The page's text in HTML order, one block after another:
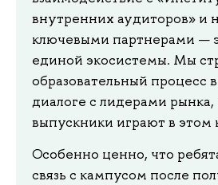
внутренних аудиторов» и
ключевыми партнерами —
единой экосистемы. Мы
образовательный процесс
диалоге с лидерами
выпускники играют в этом
Особенно ценно, что
связь с кампусом после